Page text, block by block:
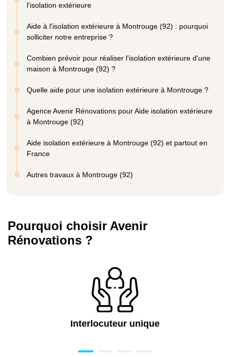
l'isolation extérieure
Aide à l'isolation extérieure à Montrouge (92) : pourquoi
solliciter notre entreprise ?
Combien prévoir pour réaliser l'isolation extérieure d'une
maison à Montrouge (92) ?
Quelle aide pour une isolation extérieure à Montrouge ?
Agence Avenir Rénovations pour Aide isolation extérieure
à Montrouge (92)
Aide isolation extérieure à Montrouge (92) et partout en
France
Autres travaux à Montrouge (92)
Pourquoi choisir Avenir
Rénovations ?
Interlocuteur unique